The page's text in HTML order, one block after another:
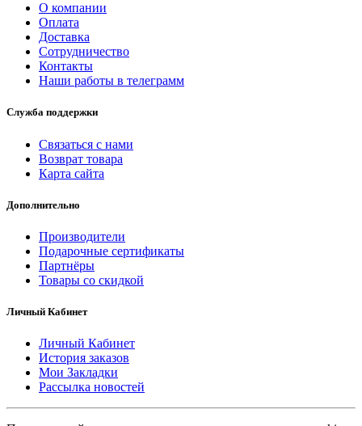
О компании
Оплата
Доставка
Сотрудничество
Контакты
Наши работы в телеграмм
Служба поддержки
Связаться с нами
Возврат товара
Карта сайта
Дополнительно
Производители
Подарочные сертификаты
Партнёры
Товары со скидкой
Личный Кабинет
Личный Кабинет
История заказов
Мои Закладки
Рассылка новостей